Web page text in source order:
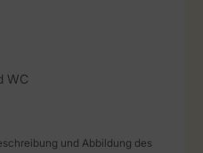
WC
und Abbildung des